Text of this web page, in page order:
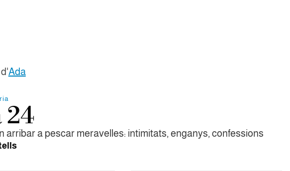
Ada
24
arribar a pescar meravelles: intimitats, enganys, confessions